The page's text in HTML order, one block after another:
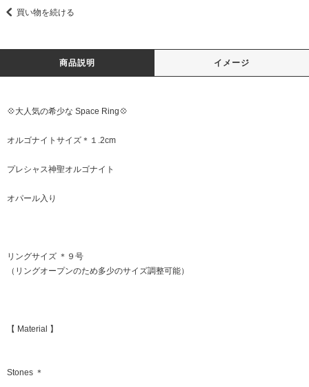
買い物を続ける
商品説明 イメージ
💠大人気の希少な Space Ring💠
オルゴナイトサイズ＊１.2cm
プレシャス神聖オルゴナイト
オパール入り
リングサイズ ＊９号
（リングオープンのため多少のサイズ調整可能）
【 Material 】
Stones ＊